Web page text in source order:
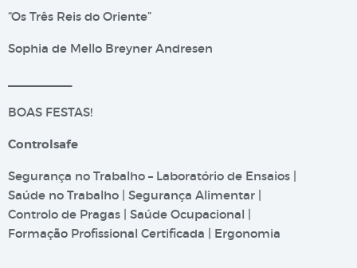
“Os Três Reis do Oriente”
Sophia de Mello Breyner Andresen
BOAS FESTAS!
Controlsafe
Segurança no Trabalho – Laboratório de Ensaios |
Saúde no Trabalho | Segurança Alimentar |
Controlo de Pragas | Saúde Ocupacional |
Formação Profissional Certificada | Ergonomia